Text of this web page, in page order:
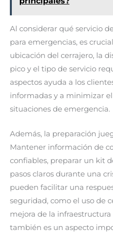
Al considerar qué servicio
para emergencias, es
ubicación del cerrajero, la
pico y el tipo de servicio
aspectos ayuda a los
informadas y a minimizar
situaciones de emergencia.
Además, la preparación
Mantener información de
confiables, preparar un kit
pasos claros durante una
pueden facilitar una
seguridad, como el uso de
mejora de la
también es un aspecto